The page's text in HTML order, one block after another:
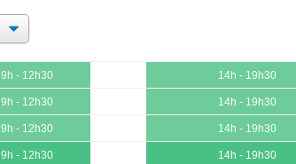
9h - 12h30 14h - 19h30
9h - 12h30 14h - 19h30
9h - 12h30 14h - 19h30
9h - 12h30 14h - 19h30